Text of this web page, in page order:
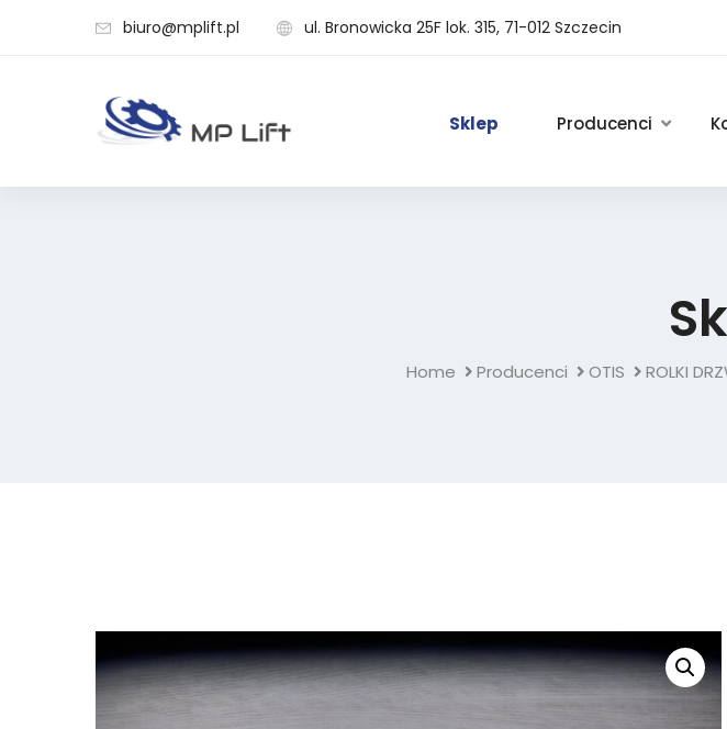
biuro@mplift.pl ul. Bronowicka 25F lok. 315, 71-012 Szczecin
Sklep Producenci
Home Producenci OTIS ROLKI